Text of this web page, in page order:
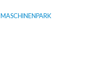
MASCHINENPARK